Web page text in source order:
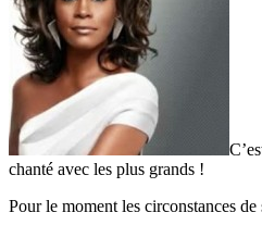
chanté avec les plus grands !
Pour le moment les circonstances